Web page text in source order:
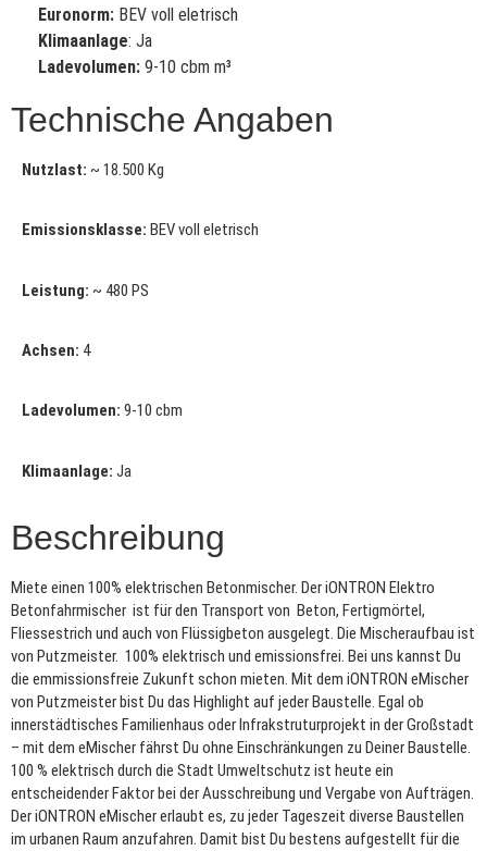
Beschreibung
Miete einen 100% elektrischen Betonmischer. Der iONTRON Elektro
Betonfahrmischer ist für den Transport von Beton, Fertigmörtel,
Fliessestrich und auch von Flüssigbeton ausgelegt. Die Mischeraufbau ist
von Putzmeister. 100% elektrisch und emissionsfrei. Bei uns kannst Du
die emmissionsfreie Zukunft schon mieten. Mit dem iONTRON eMischer
von Putzmeister bist Du das Highlight auf jeder Baustelle. Egal ob
innerstädtisches Familienhaus oder Infrakstruturprojekt in der Großstadt
– mit dem eMischer fährst Du ohne Einschränkungen zu Deiner Baustelle.
100 % elektrisch durch die Stadt Umweltschutz ist heute ein
entscheidender Faktor bei der Ausschreibung und Vergabe von Aufträgen.
Der iONTRON eMischer erlaubt es, zu jeder Tageszeit diverse Baustellen
im urbanen Raum anzufahren. Damit bist Du bestens aufgestellt für die
Euronorm: BEV voll eletrisch
Klimaanlage: Ja
Ladevolumen: 9-10 cbm m³
Technische Angaben
Nutzlast: ~ 18.500 Kg
Emissionsklasse: BEV voll eletrisch
Leistung: ~ 480 PS
Achsen: 4
Ladevolumen: 9-10 cbm
Klimaanlage: Ja